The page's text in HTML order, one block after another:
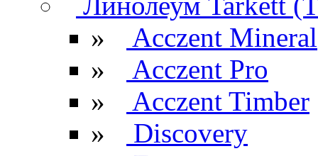
»
Acczent Mineral
»
Acczent Pro
»
Acczent Timber
»
Discovery